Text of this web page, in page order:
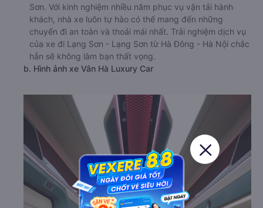
Sơn. Với kinh nghiệm nhiều năm phục vụ vận tải hành
khách, nhà xe luôn tự hào có thể mang đến những
chuyến đi an toàn và thoải mái nhất. Trải nghiệm dịch vụ
của xe đi Lạng Sơn - Lạng Sơn từ Hà Đông - Hà Nội chắc
hẳn sẽ không làm bạn thất vọng.
b. Hình ảnh xe Vân Hà Luxury Car